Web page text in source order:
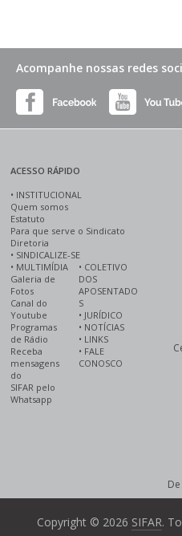
Acompanhe nossas redes
ACESSO RÁPIDO
• INSTITUCIONAL
Quem somos
Estatuto
Para que serve o Sindicato
Diretoria
• SINDICALIZE-SE
• MULTIMÍDIA
Galeria de
Fotos
Canal do
Youtube
Programas
de Rádio
Receba
mensagens
do
SIFAR pelo
Whatsapp
• COLETIVO
DOS
APOSENTADO
S
• JURÍDICO
• NOTÍCIAS
• LINKS
• FALE
CONOSCO
Copyright © 2026 SIFAR.